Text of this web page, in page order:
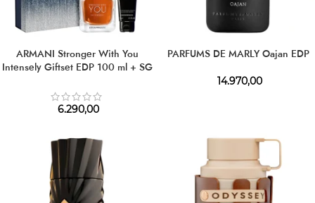
ARMANI Stronger With You
Intensely Giftset EDP 100 ml + SG
6.290,00
PARFUMS DE MARLY Oajan EDP
14.970,00